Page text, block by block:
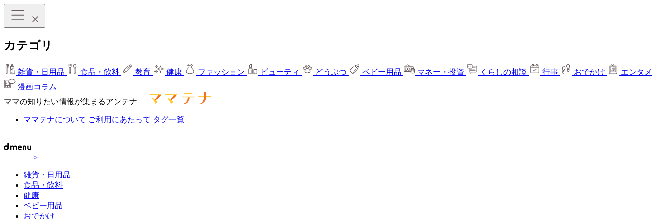
カテゴリ
雑貨・日用品 食品・飲料 教育 健康 ファッション ビューティ どうぶつ ベビー用品 マネー・投資 くらしの相談 行事 おでかけ
エンタメ
漫画コラム
ママの知りたい情報が集まるアンテナ
ママテナについて ご利用にあたって タグ一覧
>
雑貨・日用品
食品・飲料
健康
ベビー用品
おでかけ